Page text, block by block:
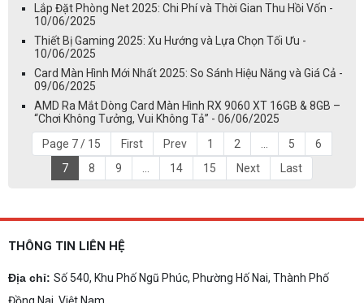
Lắp Đặt Phòng Net 2025: Chi Phí và Thời Gian Thu Hồi Vốn -
10/06/2025
Thiết Bị Gaming 2025: Xu Hướng và Lựa Chọn Tối Ưu -
10/06/2025
Card Màn Hình Mới Nhất 2025: So Sánh Hiệu Năng và Giá Cả -
09/06/2025
AMD Ra Mắt Dòng Card Màn Hình RX 9060 XT 16GB & 8GB –
“Chơi Không Tưởng, Vui Không Tả” - 06/06/2025
Page 7 / 15
First Prev 1 2 5
6
7
8 9 14 15 Next Last
THÔNG TIN LIÊN HỆ
Địa chỉ: Số 540, Khu Phố Ngũ Phúc, Phường Hố Nai, Thành Phố
Đồng Nai, Việt Nam